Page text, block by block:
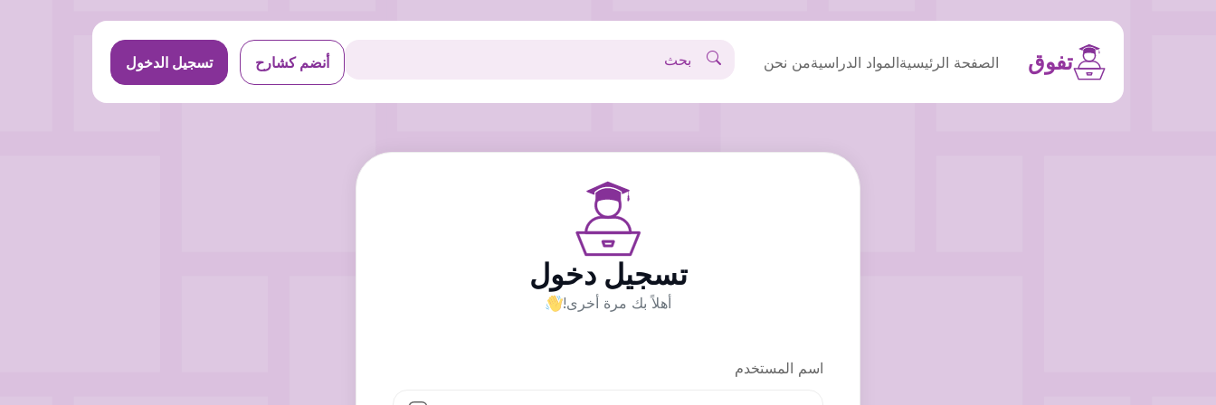
تفوق الصفحة الرئيسيةالمواد الدراسيةمن نحن أنضم كشارح تسجيل الدخول
تسجيل دخول
أهلاً بك مرة أخرى!
اسم المستخدم